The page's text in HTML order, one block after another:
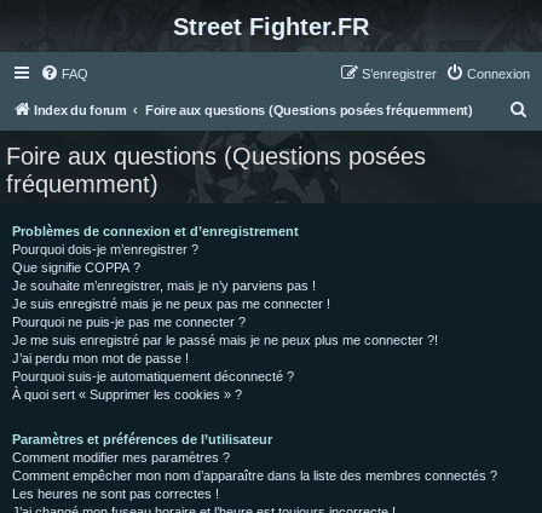
Street Fighter.FR
FAQ Connexion
S’enregistrer
Index du forum Foire aux questions (Questions posées fréquemment)
Foire aux questions (Questions posées
fréquemment)
Problèmes de connexion et d’enregistrement
Pourquoi dois-je m’enregistrer ?
Que signifie COPPA ?
Je souhaite m’enregistrer, mais je n’y parviens pas !
Je suis enregistré mais je ne peux pas me connecter !
Pourquoi ne puis-je pas me connecter ?
Je me suis enregistré par le passé mais je ne peux plus me connecter ?!
J’ai perdu mon mot de passe !
Pourquoi suis-je automatiquement déconnecté ?
À quoi sert « Supprimer les cookies » ?
Paramètres et préférences de l’utilisateur
Comment modifier mes paramètres ?
Comment empêcher mon nom d’apparaître dans la liste des membres connectés ?
Les heures ne sont pas correctes !